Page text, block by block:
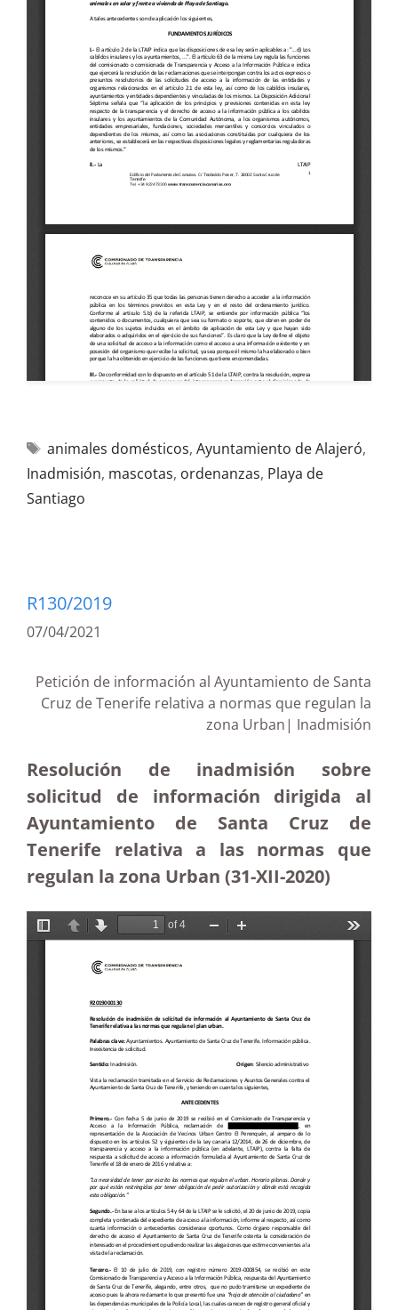
animales domésticos, Ayuntamiento de Alajeró,
Inadmisión, mascotas, ordenanzas, Playa de
Santiago
R130/2019
07/04/2021
Petición de información al Ayuntamiento de Santa
Cruz de Tenerife relativa a normas que regulan la
zona Urban| Inadmisión
Resolución de inadmisión sobre
solicitud de información dirigida al
Ayuntamiento de Santa Cruz de
Tenerife relativa a las normas que
regulan la zona Urban (31-XII-2020)